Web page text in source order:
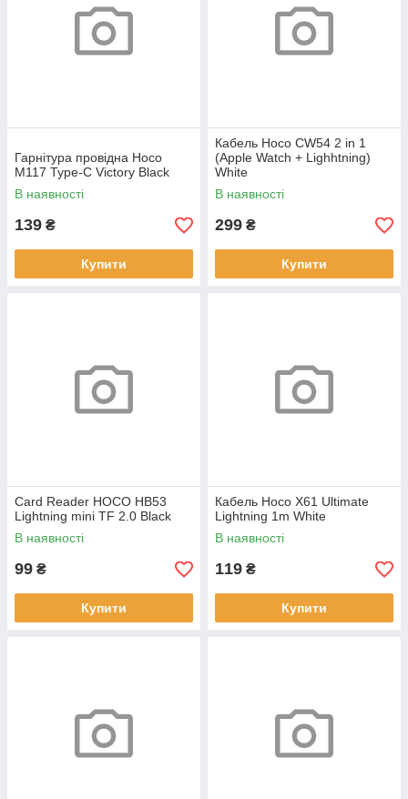
Гарнітура провідна Hoco
M117 Type-C Victory Black
В наявності
139 ₴
Купити
Кабель Hoco CW54 2 in 1
(Apple Watch + Lighhtning)
White
В наявності
299 ₴
Купити
Card Reader HOCO HB53
Lightning mini TF 2.0 Black
В наявності
99 ₴
Купити
Кабель Hoco X61 Ultimate
Lightning 1m White
В наявності
119 ₴
Купити